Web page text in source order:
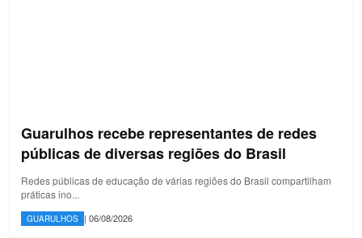
Guarulhos recebe representantes de redes
públicas de diversas regiões do Brasil
Redes públicas de educação de várias regiões do Brasil compartilham
práticas ino...
GUARULHOS | 06/08/2026